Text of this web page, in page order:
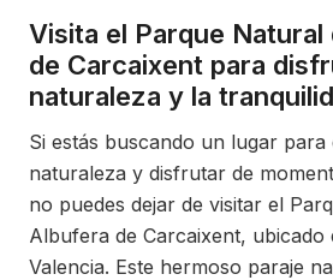
Visita el Parque Natural
de Carcaixent para
naturaleza y la
Si estás buscando un lugar
naturaleza y disfrutar de
no puedes dejar de visitar el
Albufera de Carcaixent, ubicado
Valencia. Este hermoso paraje